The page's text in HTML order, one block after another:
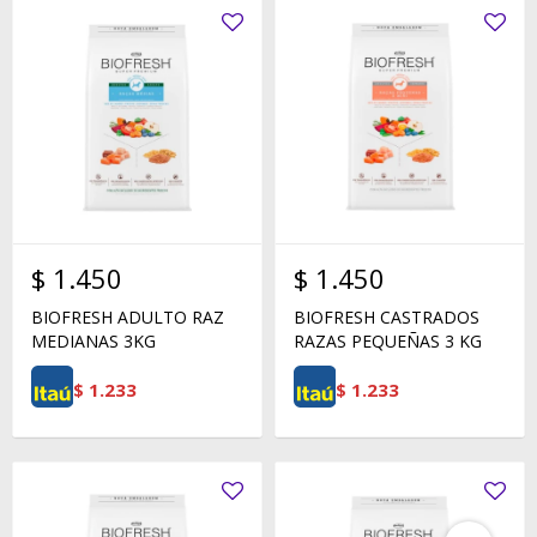
$ 1.450
BIOFRESH ADULTO RAZ
MEDIANAS 3KG
$ 1.233
$ 1.450
BIOFRESH CASTRADOS
RAZAS PEQUEÑAS 3 KG
$ 1.233